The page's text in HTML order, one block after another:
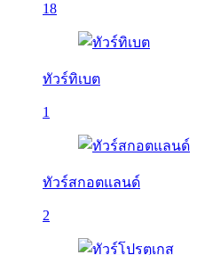
18
ทัวร์ทิเบต
1
ทัวร์สกอตแลนด์
2